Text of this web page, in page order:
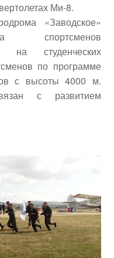
Ми-8.
«Заводское»
спортсменов
на студенческих
по программе
с высоты 4000 м.
с развитием